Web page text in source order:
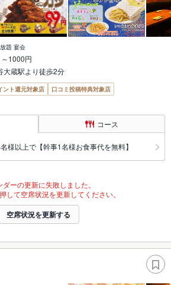
題 宴会
1000円
大蔵駅より徒歩2分
ント還元対象店
口コミ投稿特典対象店
コース
以上で【幹事1名様お食事代を無料】
ダーの更新に失敗しました。
して空席状況を更新してください。
空席状況を更新する